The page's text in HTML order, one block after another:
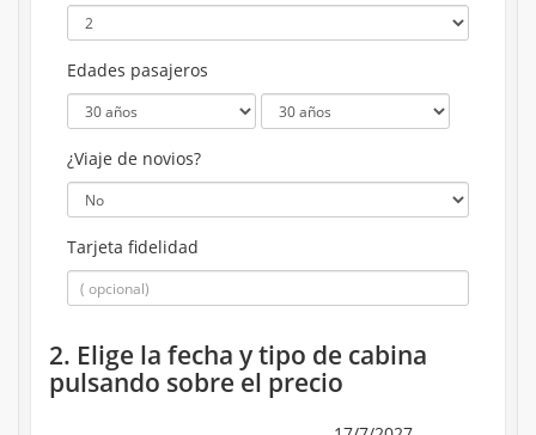
Edades pasajeros
¿Viaje de novios?
Tarjeta fidelidad
2. Elige la fecha y tipo de cabina
pulsando sobre el precio